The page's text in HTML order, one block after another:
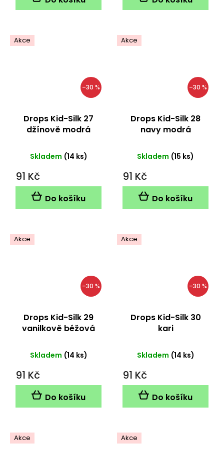
Akce
–30 %
Drops Kid-Silk 27
džínově modrá
Skladem (14 ks)
91 Kč
Do košíku
Akce
–30 %
Drops Kid-Silk 28
navy modrá
Skladem (15 ks)
91 Kč
Do košíku
Akce
–30 %
Drops Kid-Silk 29
vanilkově béžová
Skladem (14 ks)
91 Kč
Do košíku
Akce
–30 %
Drops Kid-Silk 30
kari
Skladem (14 ks)
91 Kč
Do košíku
Akce Akce